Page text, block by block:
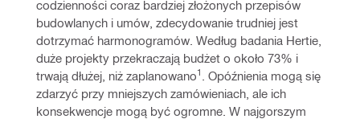
codzienności coraz bardziej złożonych przepisów
budowlanych i umów, zdecydowanie trudniej jest
dotrzymać harmonogramów. Według badania Hertie,
duże projekty przekraczają budżet o około 73% i
trwają dłużej, niż zaplanowano1
. Opóźnienia mogą się
zdarzyć przy mniejszych zamówieniach, ale ich
konsekwencje mogą być ogromne. W najgorszym